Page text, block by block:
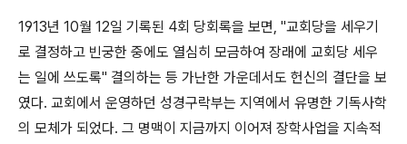
1913년 10월 12일 기록된 4회 당회록을 보면, "교회당을 세우기
로 결정하고 빈궁한 중에도 열심히 모금하여 장래에 교회당 세우
는 일에 쓰도록" 결의하는 등 가난한 가운데서도 헌신의 결단을 보
였다. 교회에서 운영하던 성경구락부는 지역에서 유명한 기독사학
의 모체가 되었다. 그 명맥이 지금까지 이어져 장학사업을 지속적